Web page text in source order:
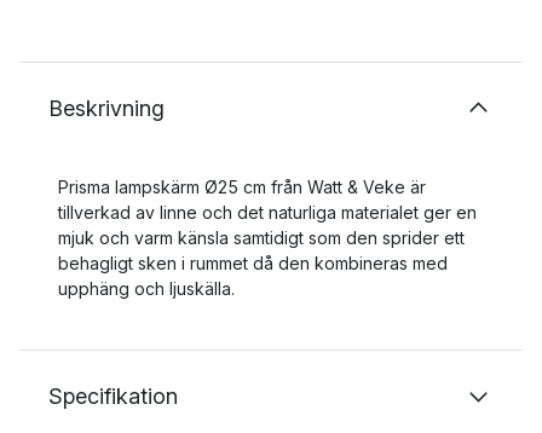
Beskrivning
Prisma lampskärm Ø25 cm från Watt & Veke är
tillverkad av linne och det naturliga materialet ger en
mjuk och varm känsla samtidigt som den sprider ett
behagligt sken i rummet då den kombineras med
upphäng och ljuskälla.
Specifikation